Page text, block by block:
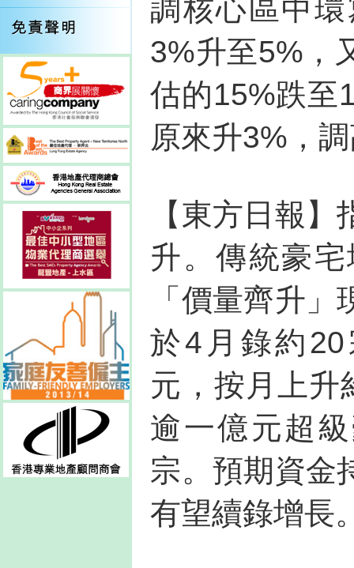
調核心區中
3%升至5%，
估的15%跌至
原來升3%，
【東方日報
升。傳統豪
「價量齊升
於4月錄約
元，按月上升
逾一億元超
宗。預期資金
有望續錄增長